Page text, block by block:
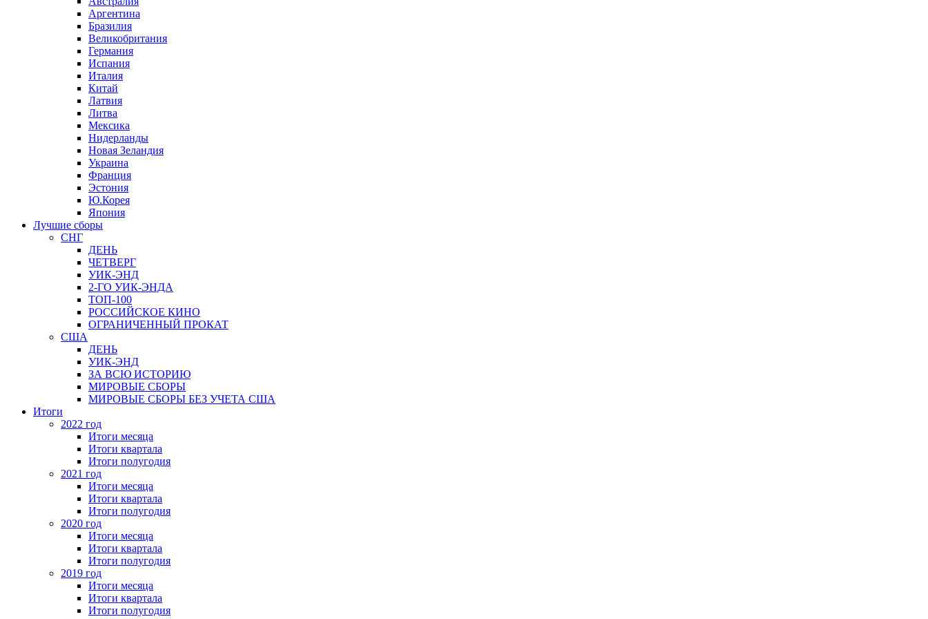
Аргентина
Бразилия
Великобритания
Германия
Испания
Италия
Китай
Латвия
Литва
Мексика
Нидерланды
Новая Зеландия
Украина
Франция
Эстония
Ю.Корея
Япония
Лучшие сборы
СНГ
ДЕНЬ
ЧЕТВЕРГ
УИК-ЭНД
2-ГО УИК-ЭНДА
ТОП-100
РОССИЙСКОЕ КИНО
ОГРАНИЧЕННЫЙ ПРОКАТ
США
ДЕНЬ
УИК-ЭНД
ЗА ВСЮ ИСТОРИЮ
МИРОВЫЕ СБОРЫ
МИРОВЫЕ СБОРЫ БЕЗ УЧЕТА США
Итоги
2022 год
Итоги месяца
Итоги квартала
Итоги полугодия
2021 год
Итоги месяца
Итоги квартала
Итоги полугодия
2020 год
Итоги месяца
Итоги квартала
Итоги полугодия
2019 год
Итоги месяца
Итоги квартала
Итоги полугодия